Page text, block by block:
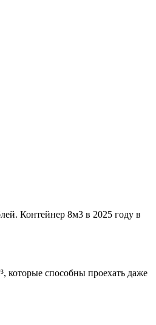
Контейнер 8м3 в 2025 году в
которые способны проехать даже